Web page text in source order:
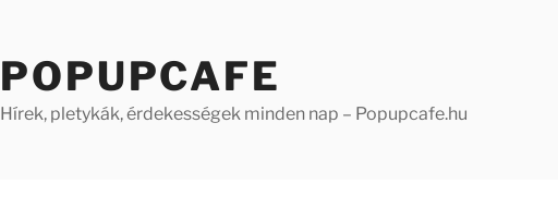
POPUPCAFE
Hírek, pletykák, érdekességek minden nap – Popupcafe.hu